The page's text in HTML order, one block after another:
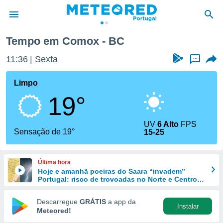
da
foi
fornecidas
a este
das
e
forma
digital
Tempo em Comox - BC
11:36 Sexta ...
Limpo
19°
Sensação de 19°
UV6 Alto FPS
15-25
Última hora
Hoje e amanhã poeiras do Saara “invadem”
Portugal: risco de trovoadas no Norte e Centro
Descarregue GRÁTIS a app da
Meteored!
Instalar